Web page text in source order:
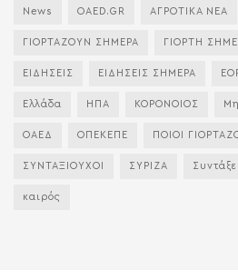
News OAED.GR ΑΓΡΟΤΙΚΑ ΝΕΑ
ΓΙΟΡΤΑΖΟΥΝ ΣΗΜΕΡΑ ΓΙΟΡΤΗ
ΕΙΔΗΣΕΙΣ ΕΙΔΗΣΕΙΣ ΣΗΜΕΡΑ
Ελλάδα ΗΠΑ ΚΟΡΟΝΟΙΟΣ
ΟΑΕΔ ΟΠΕΚΕΠΕ ΠΟΙΟΙ
ΣΥΝΤΑΞΙΟΥΧΟΙ ΣΥΡΙΖΑ
καιρός